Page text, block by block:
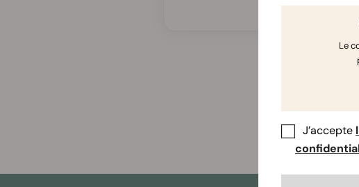
Le
J’accepte